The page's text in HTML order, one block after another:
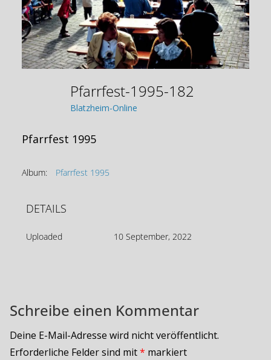
Pfarrfest-1995-182
Blatzheim-Online
Pfarrfest 1995
Album: Pfarrfest 1995
DETAILS
Uploaded 10 September, 2022
Schreibe einen Kommentar
Deine E-Mail-Adresse wird nicht veröffentlicht.
Erforderliche Felder sind mit* markiert